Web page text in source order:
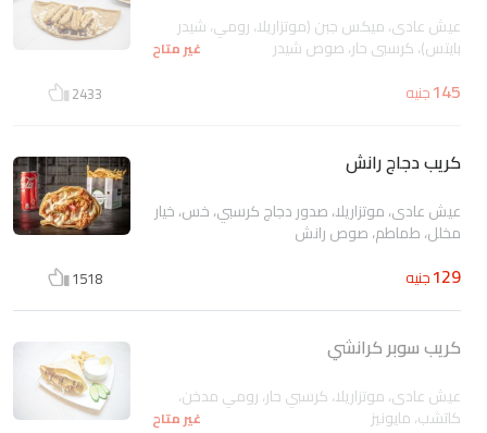
عيش عادى، ميكس جبن (موتزاريلا، رومي، شيدر
بايتس)، كرسبي حار، صوص شيدر غير متاح
145جنيه 2433
كريب دجاج رانش
عيش عادى، موتزاريلا، صدور دجاج كرسبي، خس، خيار
مخلل، طماطم، صوص رانش
129جنيه 1518
كريب سوبر كرانشي
عيش عادى، موتزاريلا، كرسبي حار، رومي مدخن،
كاتشب، مايونيز غير متاح